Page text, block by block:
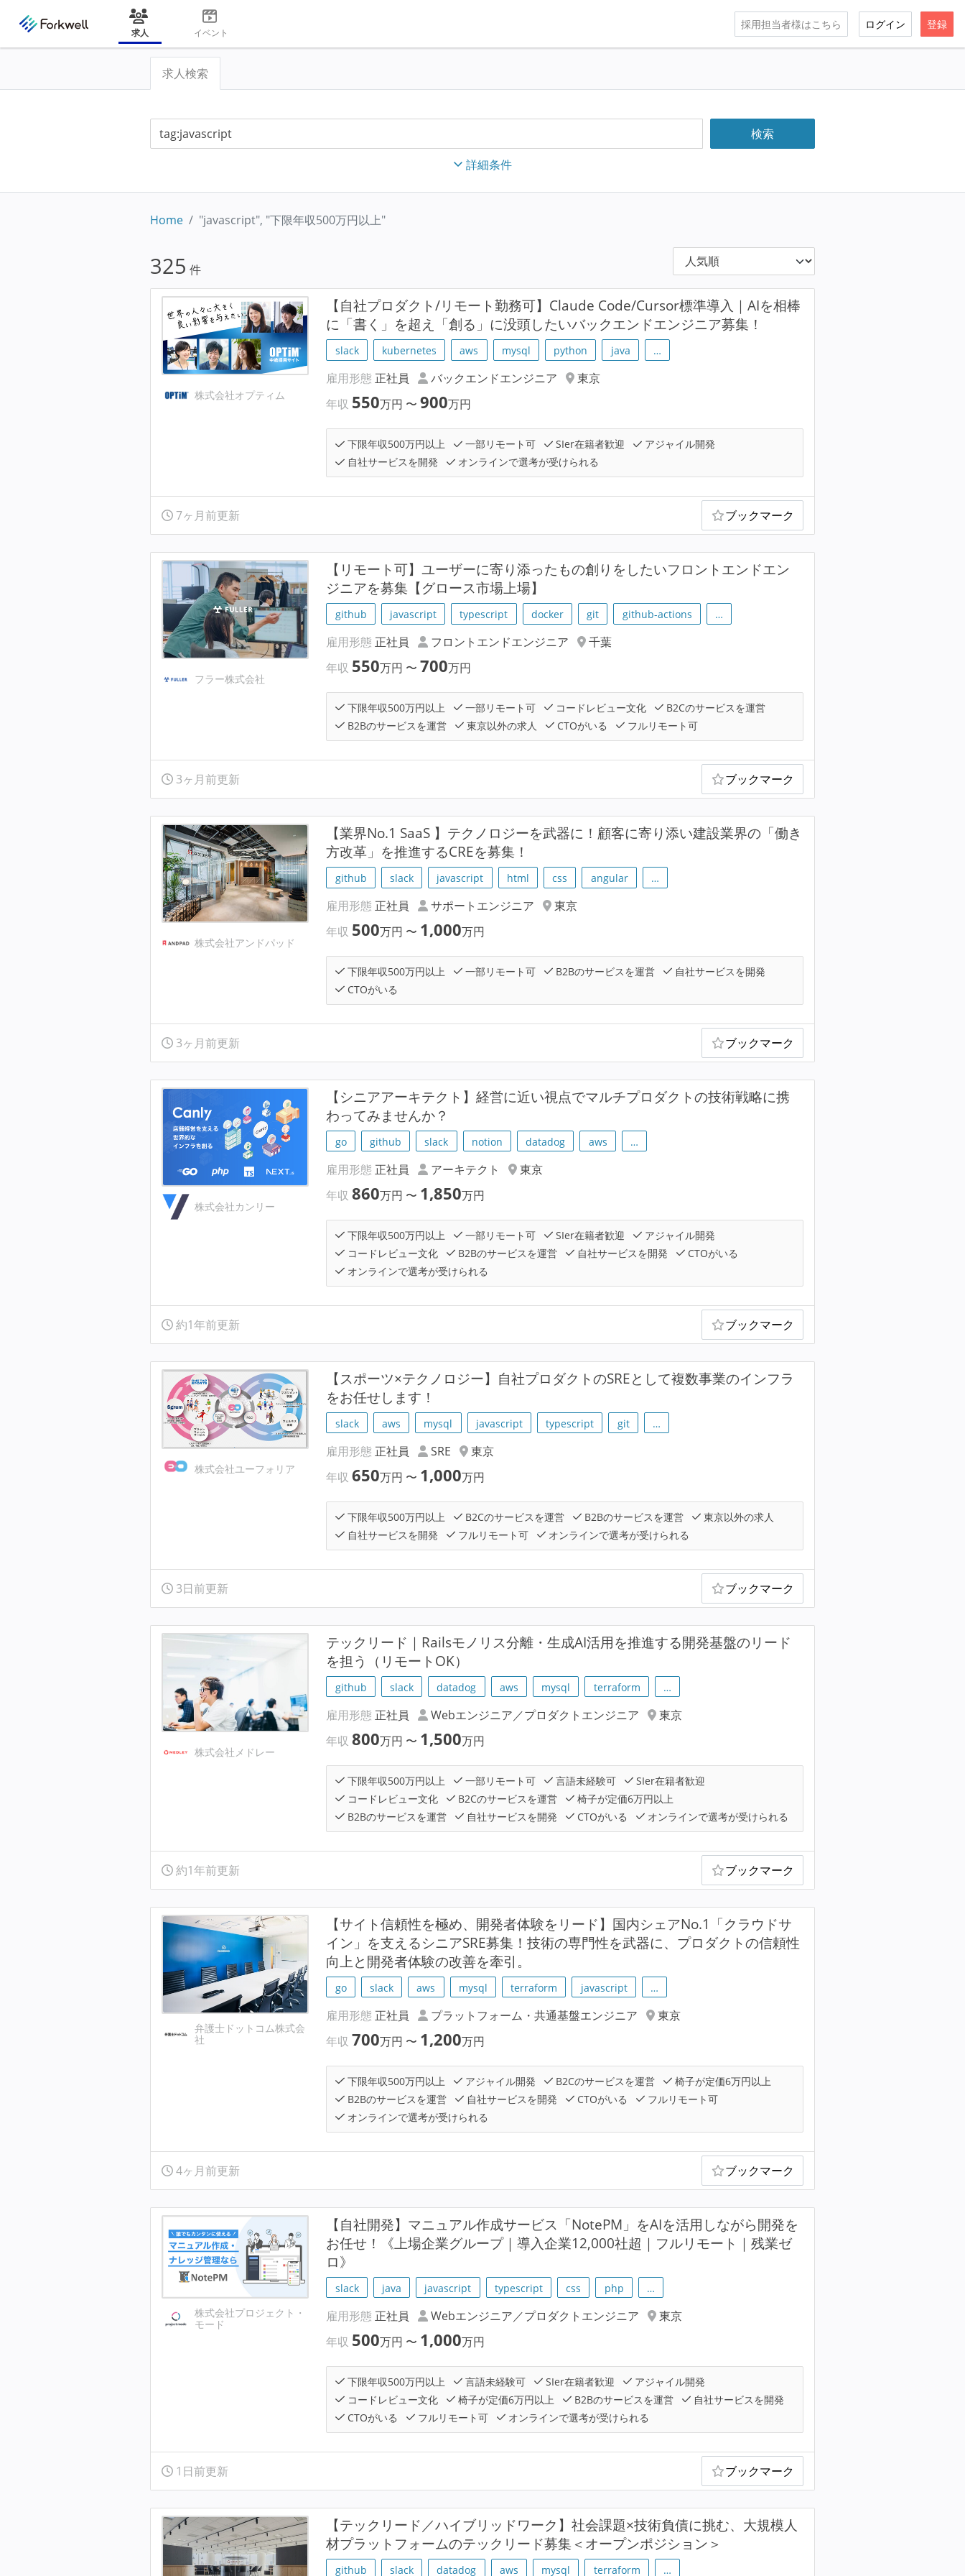
求人 イベント
採用担当者様はこちら ログイン 登録
求人検索
詳細条件
Home "javascript", "下限年収500万円以上"
325 件
株式会社オプティム
【自社プロダクト/リモート勤務可】Claude Code/Cursor標準導入｜AIを相棒
に「書く」を超え「創る」に没頭したいバックエンドエンジニア募集！
slack kubernetes aws mysql python java …
雇用形態 正社員 バックエンドエンジニア
東京
年収 550万円 〜900万円
下限年収500万円以上 一部リモート可 SIer在籍者歓迎
アジャイル開発
自社サービスを開発
オンラインで選考が受けられる
7ヶ月前更新 ブックマーク
フラー株式会社
【リモート可】ユーザーに寄り添ったもの創りをしたいフロントエンドエン
ジニアを募集【グロース市場上場】
github javascript typescript docker git github-actions …
雇用形態 正社員 フロントエンドエンジニア
千葉
年収 550万円 〜700万円
下限年収500万円以上 一部リモート可 コードレビュー文化
B2Cのサービスを運営
B2Bのサービスを運営
東京以外の求人 CTOがいる フルリモート可
3ヶ月前更新 ブックマーク
株式会社アンドパッド
【業界No.1 SaaS 】テクノロジーを武器に！顧客に寄り添い建設業界の「働き
方改革」を推進するCREを募集！
github slack javascript html css angular …
雇用形態 正社員 サポートエンジニア
東京
年収 500万円 〜 1,000万円
下限年収500万円以上 一部リモート可 B2Bのサービスを運営
自社サービスを開発
CTOがいる
3ヶ月前更新 ブックマーク
株式会社カンリー
【シニアアーキテクト】経営に近い視点でマルチプロダクトの技術戦略に携
わってみませんか？
go github slack notion datadog aws …
雇用形態 正社員 アーキテクト
東京
年収860万円 〜 1,850万円
下限年収500万円以上 一部リモート可 SIer在籍者歓迎
アジャイル開発
コードレビュー文化
B2Bのサービスを運営 自社サービスを開発
CTOがいる
オンラインで選考が受けられる
約1年前更新 ブックマーク
株式会社ユーフォリア
【スポーツ×テクノロジー】自社プロダクトのSREとして複数事業のインフラ
をお任せします！
slack aws mysql javascript typescript git …
雇用形態 正社員 SRE
東京
年収650万円 〜 1,000万円
下限年収500万円以上 B2Cのサービスを運営 B2Bのサービスを運営
東京以外の求人
自社サービスを開発
フルリモート可 オンラインで選考が受けられる
3日前更新 ブックマーク
株式会社メドレー
テックリード｜Railsモノリス分離・生成AI活用を推進する開発基盤のリード
を担う（リモートOK）
github slack datadog aws mysql terraform …
雇用形態 正社員 Webエンジニア／プロダクトエンジニア
東京
年収800万円 〜 1,500万円
下限年収500万円以上 一部リモート可 言語未経験可
SIer在籍者歓迎
コードレビュー文化
B2Cのサービスを運営
椅子が定価6万円以上
B2Bのサービスを運営
自社サービスを開発 CTOがいる オンラインで選考が受けられる
約1年前更新 ブックマーク
弁護士ドットコム株式会
社
【サイト信頼性を極め、開発者体験をリード】国内シェアNo.1「クラウドサ
イン」を支えるシニアSRE募集！技術の専門性を武器に、プロダクトの信頼性
向上と開発者体験の改善を牽引。
go slack aws mysql terraform javascript …
雇用形態 正社員 プラットフォーム・共通基盤エンジニア
東京
年収700万円 〜 1,200万円
下限年収500万円以上 アジャイル開発 B2Cのサービスを運営
椅子が定価6万円以上
B2Bのサービスを運営
自社サービスを開発 CTOがいる
フルリモート可
オンラインで選考が受けられる
4ヶ月前更新 ブックマーク
株式会社プロジェクト・
モード
【自社開発】マニュアル作成サービス「NotePM」をAIを活用しながら開発を
お任せ！《上場企業グループ｜導入企業12,000社超｜フルリモート｜残業ゼ
ロ》
slack java javascript typescript css php …
雇用形態 正社員 Webエンジニア／プロダクトエンジニア
東京
年収 500万円 〜 1,000万円
下限年収500万円以上 言語未経験可 SIer在籍者歓迎
アジャイル開発
コードレビュー文化
椅子が定価6万円以上 B2Bのサービスを運営
自社サービスを開発
CTOがいる
フルリモート可 オンラインで選考が受けられる
1日前更新 ブックマーク
【テックリード／ハイブリッドワーク】社会課題×技術負債に挑む、大規模人
材プラットフォームのテックリード募集＜オープンポジション＞
github slack datadog aws mysql terraform …